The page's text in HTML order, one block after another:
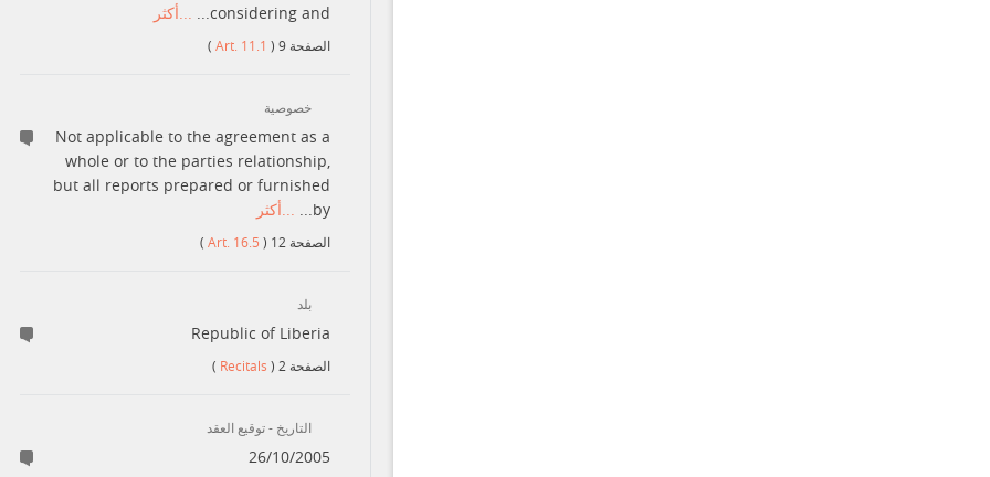
considering and...
...أكثر
الصفحة 9
(
Art. 11.1
)
خصوصية
Not applicable to the agreement as a
whole or to the parties relationship,
but all reports prepared or furnished
by...
...أكثر
الصفحة 12
(
Art. 16.5
)
بلد
Republic of Liberia
الصفحة 2
(
Recitals
)
التاريخ - توقيع العقد
26/10/2005